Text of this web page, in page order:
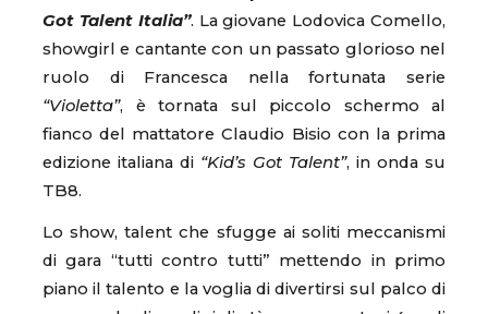
Got Talent Italia”. La giovane Lodovica Comello,
showgirl e cantante con un passato glorioso nel
ruolo di Francesca nella fortunata serie
“Violetta”, è tornata sul piccolo schermo al
fianco del mattatore Claudio Bisio con la prima
edizione italiana di “Kid’s Got Talent”, in onda su
TB8.
Lo show, talent che sfugge ai soliti meccanismi
di gara “tutti contro tutti” mettendo in primo
piano il talento e la voglia di divertirsi sul palco di